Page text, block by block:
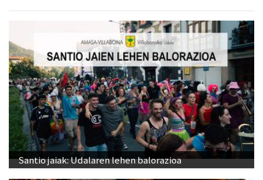
Santio jaiak: Udalaren lehen balorazioa